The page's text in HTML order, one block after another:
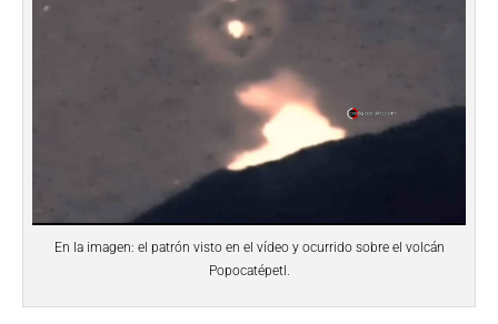
En la imagen: el patrón visto en el vídeo y ocurrido sobre el volcán
Popocatépetl.